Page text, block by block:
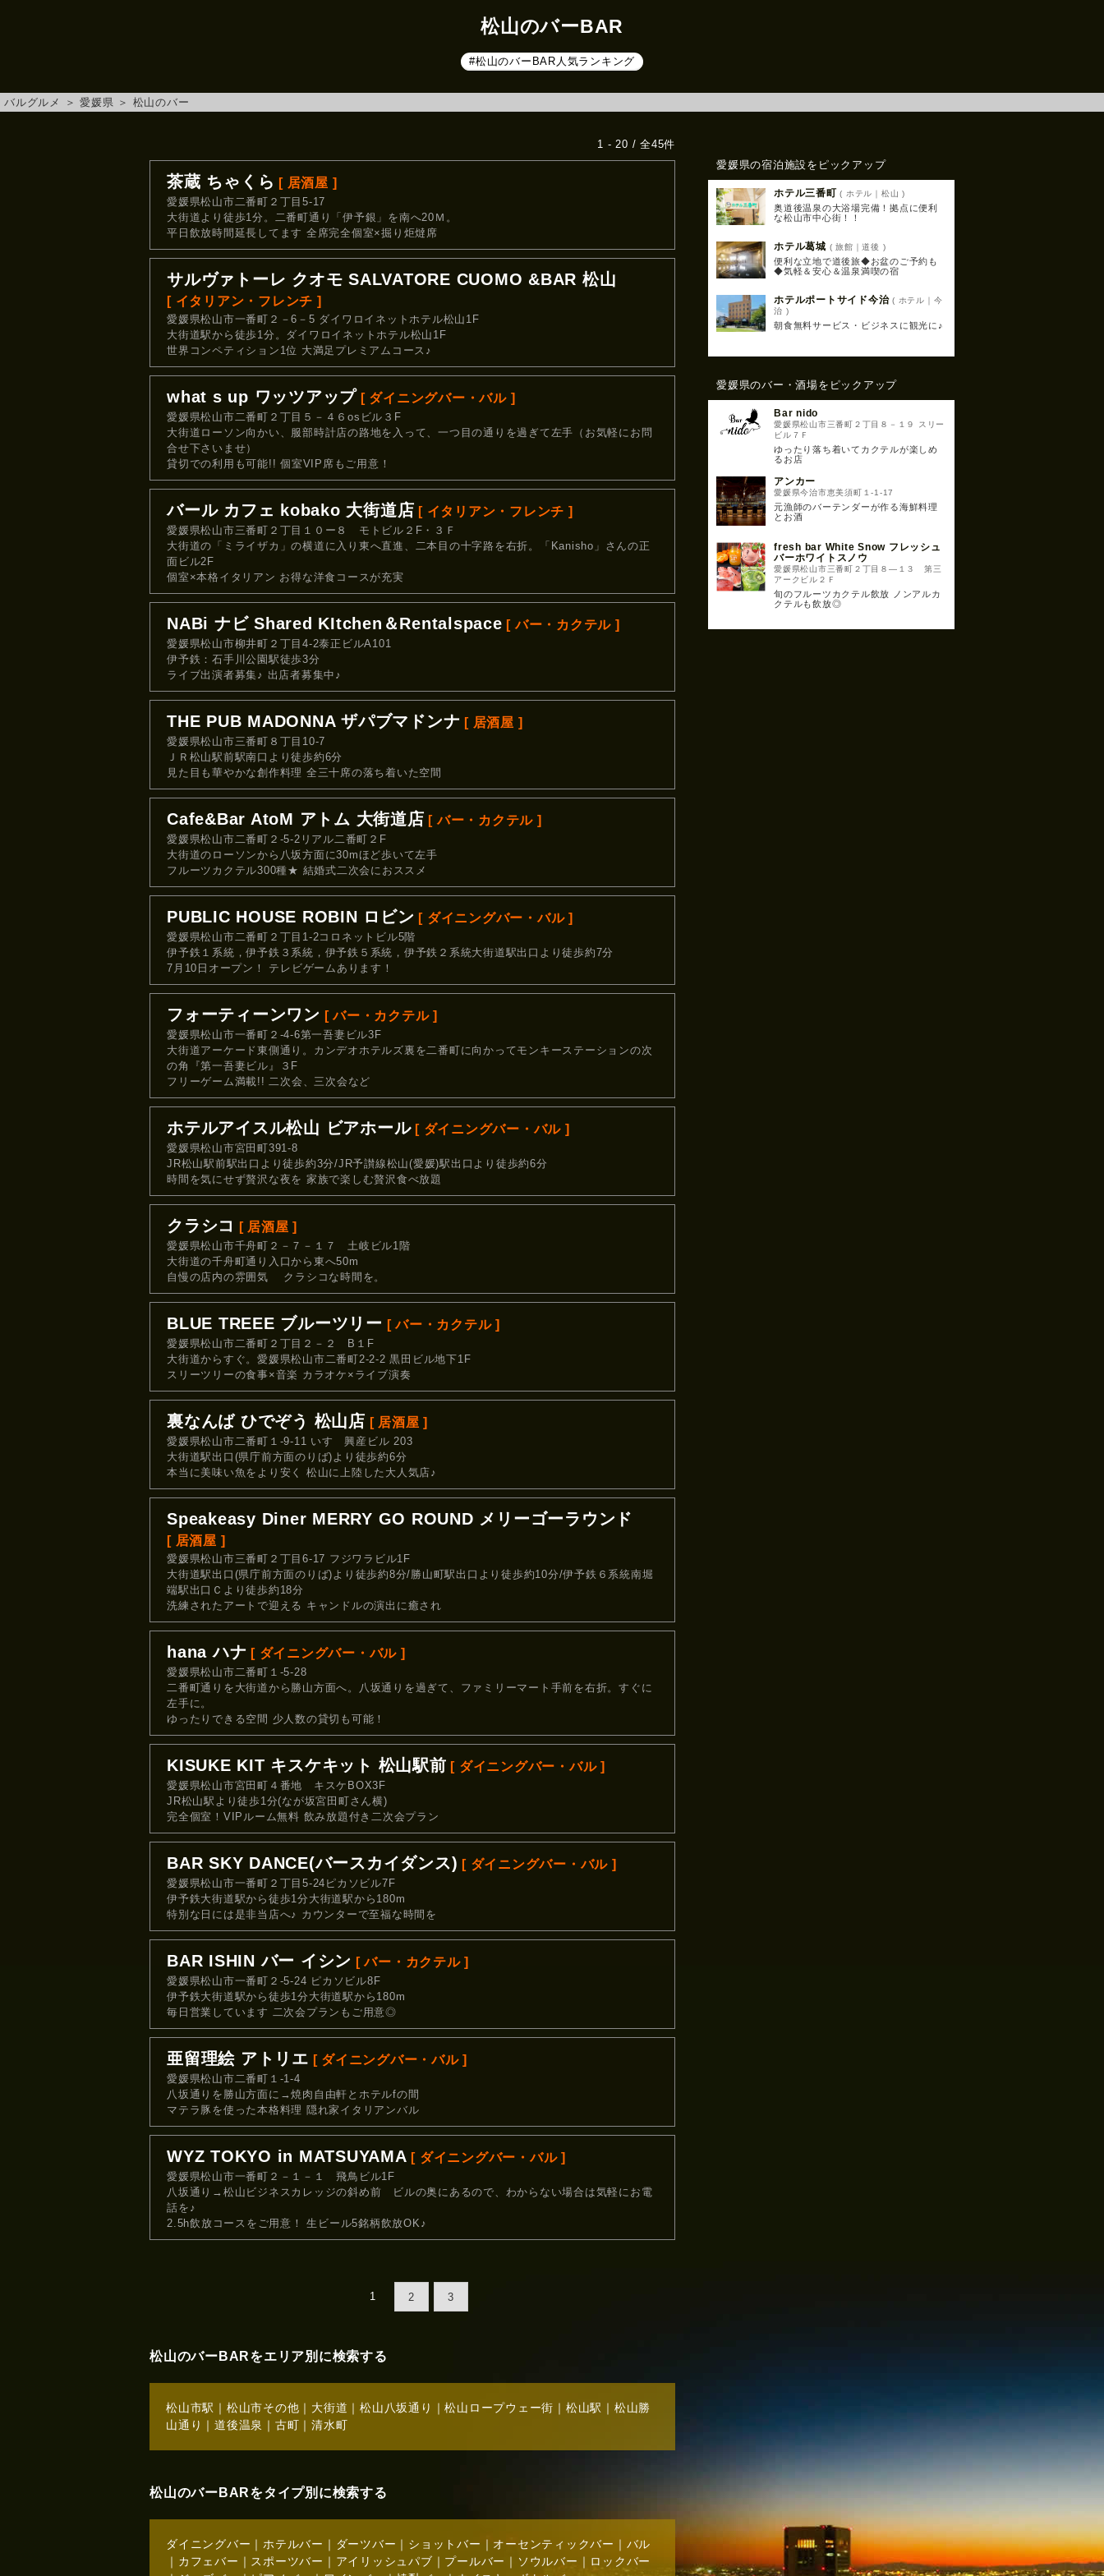
松山のバーBAR
#松山のバーBAR人気ランキング
バルグルメ ＞ 愛媛県 ＞ 松山のバー
1 - 20 / 全45件
茶蔵 ちゃくら [ 居酒屋 ]
愛媛県松山市二番町２丁目5-17
大街道より徒歩1分。二番町通り「伊予銀」を南へ20Ｍ。
平日飲放時間延長してます 全席完全個室×掘り炬燵席
サルヴァトーレ クオモ SALVATORE CUOMO &BAR 松山
[ イタリアン・フレンチ ]
愛媛県松山市一番町２－6－5 ダイワロイネットホテル松山1F
大街道駅から徒歩1分。ダイワロイネットホテル松山1F
世界コンペティション1位 大満足プレミアムコース♪
what s up ワッツアップ [ ダイニングバー・バル ]
愛媛県松山市二番町２丁目５－４６osビル３F
大街道ローソン向かい、服部時計店の路地を入って、一つ目の通りを過ぎて左手（お気軽にお問
合せ下さいませ）
貸切での利用も可能!! 個室VIP席もご用意！
バール カフェ kobako 大街道店 [ イタリアン・フレンチ ]
愛媛県松山市三番町２丁目１０ー８ モトビル２F・３Ｆ
大街道の「ミライザカ」の横道に入り東へ直進、二本目の十字路を右折。「Kanisho」さんの正
面ビル2F
個室×本格イタリアン お得な洋食コースが充実
NABi ナビ Shared KItchen＆Rentalspace [ バー・カクテル ]
愛媛県松山市柳井町２丁目4-2泰正ビルA101
伊予鉄：石手川公園駅徒歩3分
ライブ出演者募集♪ 出店者募集中♪
THE PUB MADONNA ザパブマドンナ [ 居酒屋 ]
愛媛県松山市三番町８丁目10-7
ＪＲ松山駅前駅南口より徒歩約6分
見た目も華やかな創作料理 全三十席の落ち着いた空間
Cafe&Bar AtoM アトム 大街道店 [ バー・カクテル ]
愛媛県松山市二番町２-5-2リアル二番町２F
大街道のローソンから八坂方面に30mほど歩いて左手
フルーツカクテル300種★ 結婚式二次会におススメ
PUBLIC HOUSE ROBIN ロビン [ ダイニングバー・バル ]
愛媛県松山市二番町２丁目1-2コロネットビル5階
伊予鉄１系統，伊予鉄３系統，伊予鉄５系統，伊予鉄２系統大街道駅出口より徒歩約7分
7月10日オープン！ テレビゲームあります！
フォーティーンワン [ バー・カクテル ]
愛媛県松山市一番町２-4-6第一吾妻ビル3F
大街道アーケード東側通り。カンデオホテルズ裏を二番町に向かってモンキーステーションの次
の角『第一吾妻ビル』３F
フリーゲーム満載!! 二次会、三次会など
ホテルアイスル松山 ビアホール [ ダイニングバー・バル ]
愛媛県松山市宮田町391-8
JR松山駅前駅出口より徒歩約3分/JR予讃線松山(愛媛)駅出口より徒歩約6分
時間を気にせず贅沢な夜を 家族で楽しむ贅沢食べ放題
クラシコ [ 居酒屋 ]
愛媛県松山市千舟町２－７－１７ 土岐ビル1階
大街道の千舟町通り入口から東へ50m
自慢の店内の雰囲気 クラシコな時間を。
BLUE TREEE ブルーツリー [ バー・カクテル ]
愛媛県松山市二番町２丁目２－２ B１F
大街道からすぐ。愛媛県松山市二番町2-2-2 黒田ビル地下1F
スリーツリーの食事×音楽 カラオケ×ライブ演奏
裏なんば ひでぞう 松山店 [ 居酒屋 ]
愛媛県松山市二番町１-9-11 いすゞ興産ビル 203
大街道駅出口(県庁前方面のりば)より徒歩約6分
本当に美味い魚をより安く 松山に上陸した大人気店♪
Speakeasy Diner MERRY GO ROUND メリーゴーラウンド
[ 居酒屋 ]
愛媛県松山市三番町２丁目6-17 フジワラビル1F
大街道駅出口(県庁前方面のりば)より徒歩約8分/勝山町駅出口より徒歩約10分/伊予鉄６系統南堀
端駅出口Ｃより徒歩約18分
洗練されたアートで迎える キャンドルの演出に癒され
hana ハナ [ ダイニングバー・バル ]
愛媛県松山市二番町１-5-28
二番町通りを大街道から勝山方面へ。八坂通りを過ぎて、ファミリーマート手前を右折。すぐに
左手に。
ゆったりできる空間 少人数の貸切も可能！
KISUKE KIT キスケキット 松山駅前 [ ダイニングバー・バル ]
愛媛県松山市宮田町４番地 キスケBOX3F
JR松山駅より徒歩1分(なが坂宮田町さん横)
完全個室！VIPルーム無料 飲み放題付き二次会プラン
BAR SKY DANCE(バースカイダンス) [ ダイニングバー・バル ]
愛媛県松山市一番町２丁目5-24ピカソビル7F
伊予鉄大街道駅から徒歩1分大街道駅から180m
特別な日には是非当店へ♪ カウンターで至福な時間を
BAR ISHIN バー イシン [ バー・カクテル ]
愛媛県松山市一番町２-5-24 ピカソビル8F
伊予鉄大街道駅から徒歩1分大街道駅から180m
毎日営業しています 二次会プランもご用意◎
亜留理絵 アトリエ [ ダイニングバー・バル ]
愛媛県松山市二番町１-1-4
八坂通りを勝山方面に→焼肉自由軒とホテルfの間
マテラ豚を使った本格料理 隠れ家イタリアンバル
WYZ TOKYO in MATSUYAMA [ ダイニングバー・バル ]
愛媛県松山市一番町２－１－１ 飛鳥ビル1F
八坂通り→松山ビジネスカレッジの斜め前 ビルの奥にあるので、わからない場合は気軽にお電
話を♪
2.5h飲放コースをご用意！ 生ビール5銘柄飲放OK♪
1 2 3
松山のバーBARをエリア別に検索する
松山市駅 ｜ 松山市その他 ｜ 大街道 ｜ 松山八坂通り ｜松山ロープウェー街 ｜ 松山駅 ｜ 松山勝
山通り ｜ 道後温泉 ｜ 古町 ｜ 清水町
松山のバーBARをタイプ別に検索する
ダイニングバー ｜ ホテルバー ｜ ダーツバー ｜ ショットバー ｜ オーセンティックバー ｜ バル
｜ カフェバー ｜ スポーツバー ｜ アイリッシュパブ ｜ プールバー ｜ ソウルバー ｜ ロックバー
愛媛県の宿泊施設をピックアップ
ホテル三番町 ( ホテル｜松山 )
奥道後温泉の大浴場完備！拠点に便利
な松山市中心街！！
ホテル葛城 ( 旅館｜道後 )
便利な立地で道後旅◆お盆のご予約も
◆気軽＆安心＆温泉満喫の宿
ホテルポートサイド今治( ホテル｜今
治 )
朝食無料サービス・ビジネスに観光に♪
愛媛県のバー・酒場をピックアップ
Bar nido
愛媛県松山市三番町２丁目８－１９ スリー
ビル７Ｆ
ゆったり落ち着いてカクテルが楽しめ
るお店
アンカー
愛媛県今治市恵美須町１-1-17
元漁師のバーテンダーが作る海鮮料理
とお酒
fresh bar White Snow フレッシュ
バーホワイトスノウ
愛媛県松山市三番町２丁目８―１３ 第三
アークビル２Ｆ
旬のフルーツカクテル飲放 ノンアルカ
クテルも飲放◎